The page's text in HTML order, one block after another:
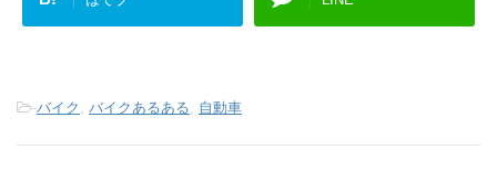
-バイク バイクあるある 自動車